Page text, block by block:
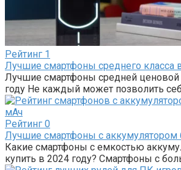
Рейтинг 1
Лучшие смартфоны среднего класса
Лучшие смартфоны средней ценовой
году Не каждый может позволить
Рейтинг 0
Лучшие смартфоны с аккумулятором
Какие смартфоны с емкостью
купить в 2024 году? Смартфоны с